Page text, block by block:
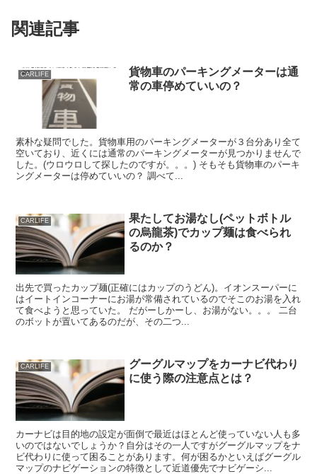
関連記事
CARLIFE
貨物車のパーキングメーターは通
常の車停めていいの？
素朴な疑問でした。貨物車用のパーキングメーターが３台分あり全て
空いており、近くには通常のパーキングメーターが見つかりませんで
した。(ウロウロして探したのですが。。。) そもそも貨物車のパーキ
ングメーターは停めていいの？ 調べて...
CARLIFE
果たしてお湯なし(ペットボトル
の烏龍茶)でカップ麺は食べられ
るのか？
出先で買ったカップ麺(正確にはカップのうどん)。イオンスーパーに
はイートインコーナーにお湯が常備されているのでそこのお湯を入れ
て食べようと思っていた。 だがーしかーし、お湯がない。。。 二台
のボットが置いてあるのだが、その二つ...
CARLIFE
グーグルマップをカーナビ代わり
に使う際の注意点とは？
カーナビは目的地の設定が面倒で最近はほとんど使っていない人も多
いのではないでしょうか？自分はその一人ですがグーグルマップをナ
ビ代わりに使って困ることがあります。何が困るかといえばグーグル
マップのナビゲーションの特徴として近道優先でナビゲーシ...